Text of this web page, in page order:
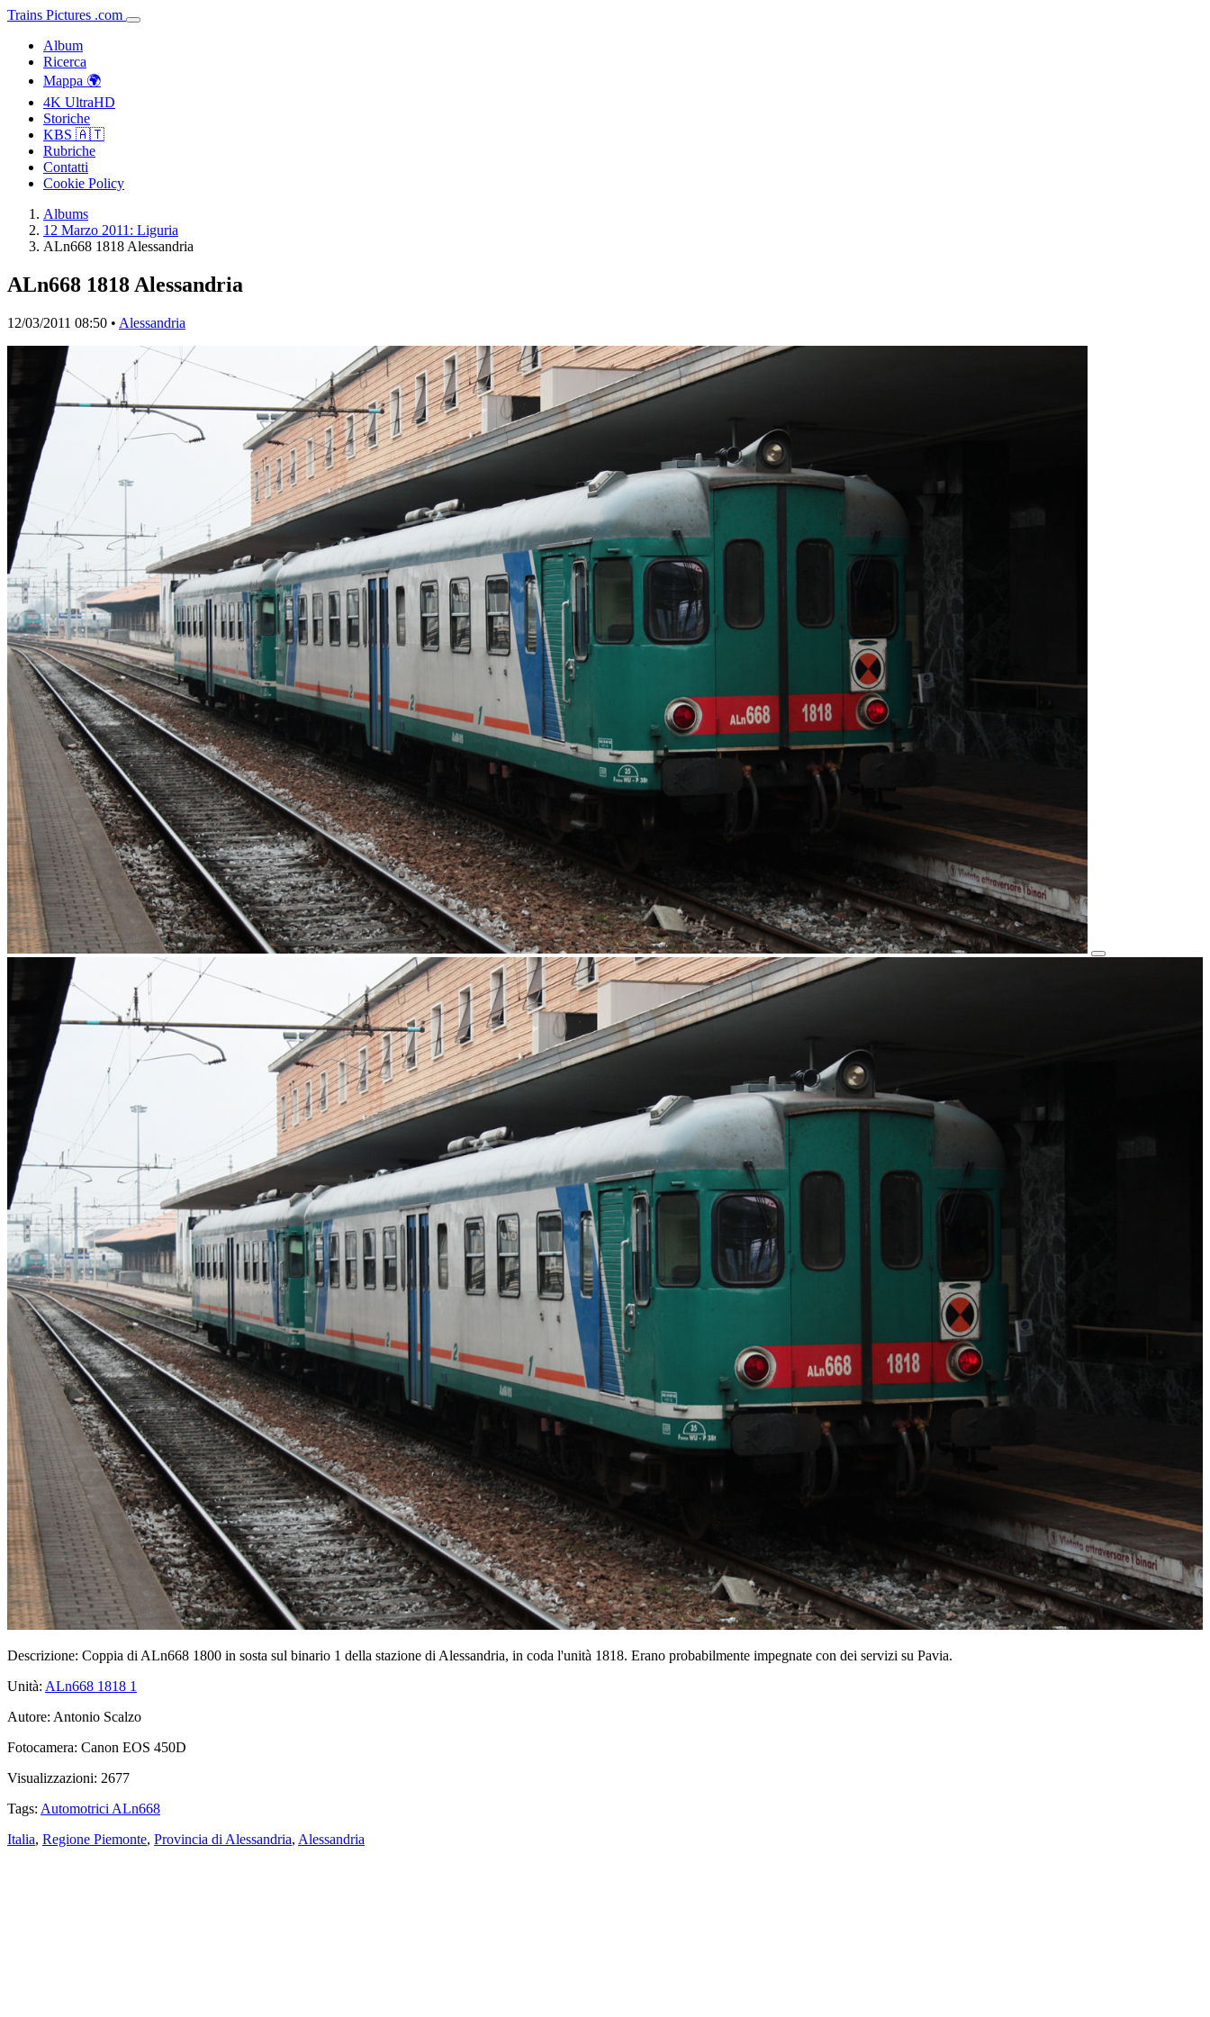
Trains Pictures .com
Album
Ricerca
Mappa 🌍
4K UltraHD
Storiche
KBS 🇦🇹
Rubriche
Contatti
Cookie Policy
Albums
12 Marzo 2011: Liguria
ALn668 1818 Alessandria
ALn668 1818 Alessandria
12/03/2011 08:50 • Alessandria
Descrizione: Coppia di ALn668 1800 in sosta sul binario 1 della stazione di Alessandria, in coda l'unità 1818. Erano probabilmente impegnate con dei servizi su Pavia.
Unità: ALn668 1818 1
Autore: Antonio Scalzo
Fotocamera: Canon EOS 450D
Visualizzazioni: 2677
Tags: Automotrici ALn668
Italia, Regione Piemonte, Provincia di Alessandria, Alessandria